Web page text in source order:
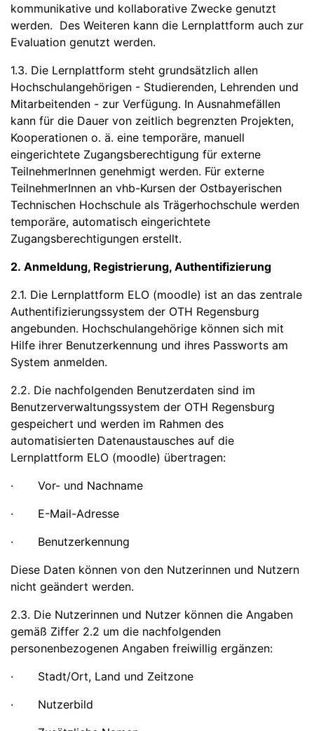
kommunikative und kollaborative Zwecke genutzt
werden. Des Weiteren kann die Lernplattform auch zur
Evaluation genutzt werden.
1.3. Die Lernplattform steht grundsätzlich allen
Hochschulangehörigen - Studierenden, Lehrenden und
Mitarbeitenden - zur Verfügung. In Ausnahmefällen
kann für die Dauer von zeitlich begrenzten Projekten,
Kooperationen o. ä. eine temporäre, manuell
eingerichtete Zugangsberechtigung für externe
TeilnehmerInnen genehmigt werden. Für externe
TeilnehmerInnen an vhb-Kursen der Ostbayerischen
Technischen Hochschule als Trägerhochschule werden
temporäre, automatisch eingerichtete
Zugangsberechtigungen erstellt.
2. Anmeldung, Registrierung, Authentifizierung
2.1. Die Lernplattform ELO (moodle) ist an das zentrale
Authentifizierungssystem der OTH Regensburg
angebunden. Hochschulangehörige können sich mit
Hilfe ihrer Benutzerkennung und ihres Passworts am
System anmelden.
2.2. Die nachfolgenden Benutzerdaten sind im
Benutzerverwaltungssystem der OTH Regensburg
gespeichert und werden im Rahmen des
automatisierten Datenaustausches auf die
Lernplattform ELO (moodle) übertragen:
· Vor- und Nachname
· E-Mail-Adresse
· Benutzerkennung
Diese Daten können von den Nutzerinnen und Nutzern
nicht geändert werden.
2.3. Die Nutzerinnen und Nutzer können die Angaben
gemäß Ziffer 2.2 um die nachfolgenden
personenbezogenen Angaben freiwillig ergänzen:
· Stadt/Ort, Land und Zeitzone
· Nutzerbild